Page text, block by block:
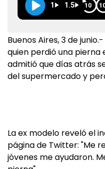
1 1.5 10
Buenos Aires, 3 de
quien perdió una
admitió que días atrás
del supermercado y
La ex modelo reveló el
página de Twitter: "Me
jóvenes me ayudaron.